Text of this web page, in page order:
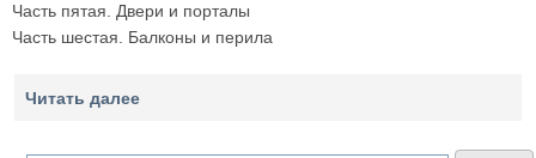
Часть пятая. Двери и порталы
Часть шестая. Балконы и перила
Читать далее